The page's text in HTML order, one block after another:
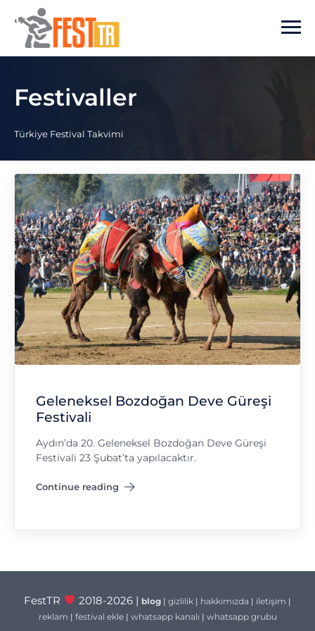
Ana içeriğe atla
Festivaller
Türkiye Festival Takvimi
Geleneksel Bozdoğan Deve Güreşi
Festivali
Aydın’da 20. Geleneksel Bozdoğan Deve Güreşi
Festivali 23 Şubat’ta yapılacaktır.
Continue reading
"Geleneksel Bozdoğan Deve Güreşi Festivali"
FestTR 2018-2026 | blog| gizlilik| hakkımızda | iletişim |
reklam | festival ekle| whatsapp kanalı | whatsapp grubu